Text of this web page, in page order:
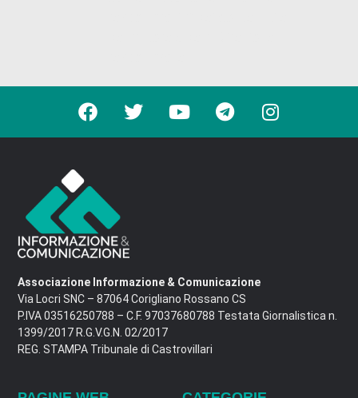
Associazione Informazione & Comunicazione
Via Locri SNC – 87064 Corigliano Rossano CS
P.IVA 03516250788 – C.F. 97037680788 Testata Giornalistica n.
1399/2017 R.G.V.G.N. 02/2017
REG. STAMPA Tribunale di Castrovillari